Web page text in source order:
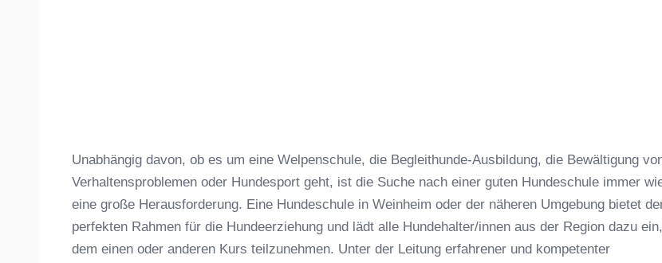
Unabhängig davon, ob es um eine Welpenschule, die Begleithunde-Ausbildung, die Bewältigung
Verhaltensproblemen oder Hundesport geht, ist die Suche nach einer guten Hundeschule immer
eine große Herausforderung. Eine Hundeschule in Weinheim oder der näheren Umgebung bietet
perfekten Rahmen für die Hundeerziehung und lädt alle Hundehalter/innen aus der Region dazu
dem einen oder anderen Kurs teilzunehmen. Unter der Leitung erfahrener und kompetenter